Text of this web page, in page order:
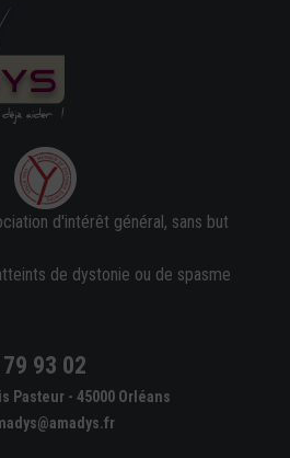
d'intérêt général, sans but
de dystonie ou de spasme
93 02
Pasteur - 45000 Orléans